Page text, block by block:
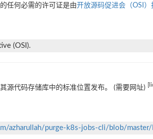
任何必需的许可证是由开放源码促进会（OSI）
(OSI).
源代码存储库中的标准位置发布。 (需要网址)
azharullah/purge-k8s-jobs-cli/blob/master/